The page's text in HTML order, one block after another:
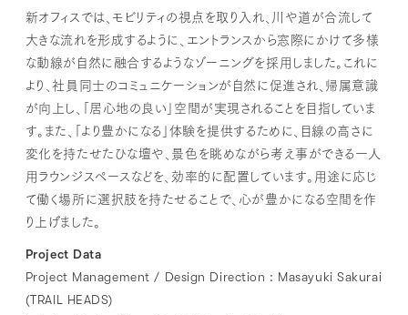
新オフィスでは、モビリティの視点を取り入れ、川や道が合流して
大きな流れを形成するように、エントランスから窓際にかけて多様
な動線が自然に融合するようなゾーニングを採用しました。これに
より、社員同士のコミュニケーションが自然に促進され、帰属意識
が向上し、「居心地の良い」空間が実現されることを目指していま
す。また、「より豊かになる」体験を提供するために、目線の高さに
変化を持たせたひな壇や、景色を眺めながら考え事ができる一人
用ラウンジスペースなどを、効率的に配置しています。用途に応じ
て働く場所に選択肢を持たせることで、心が豊かになる空間を作
り上げました。
Project Data
Project Management / Design Direction : Masayuki Sakurai
(TRAIL HEADS)